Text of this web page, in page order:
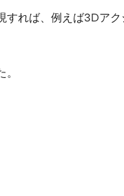
れば、例えば3Dア